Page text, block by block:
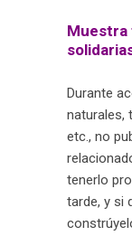
Muestra
Durante
naturales,
etc., no
tenerlo
tarde, y si